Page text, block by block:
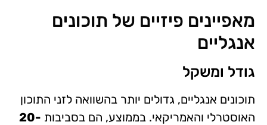
מאפיינים פיזיים של תוכונים
אנגליים
גודל ומשקל
תוכונים אנגליים, גדולים יותר בהשוואה לזני התוכון
האוסטרלי והאמריקאי. בממוצע, הם בסביבות 20-